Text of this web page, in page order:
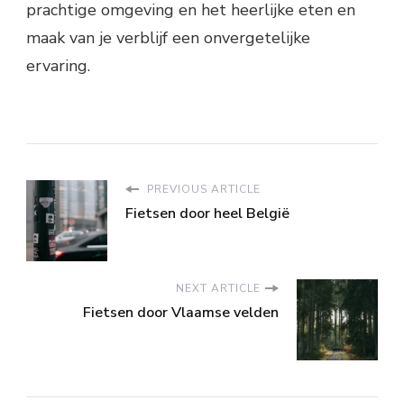
prachtige omgeving en het heerlijke eten en
maak van je verblijf een onvergetelijke
ervaring.
PREVIOUS ARTICLE
Fietsen door heel België
NEXT ARTICLE
Fietsen door Vlaamse velden